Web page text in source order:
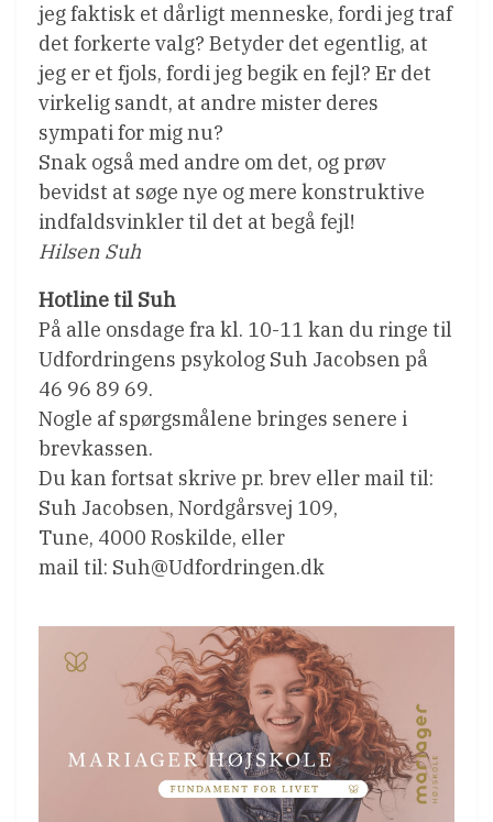
jeg faktisk et dårligt menneske, fordi jeg traf
det forkerte valg? Betyder det egentlig, at
jeg er et fjols, fordi jeg begik en fejl? Er det
virkelig sandt, at andre mister deres
sympati for mig nu?
Snak også med andre om det, og prøv
bevidst at søge nye og mere konstruktive
indfaldsvinkler til det at begå fejl!
Hilsen Suh
Hotline til Suh
På alle onsdage fra kl. 10-11 kan du ringe til
Udfordringens psykolog Suh Jacobsen på
46 96 89 69.
Nogle af spørgsmålene bringes senere i
brevkassen.
Du kan fortsat skrive pr. brev eller mail til:
Suh Jacobsen, Nordgårsvej 109,
Tune, 4000 Roskilde, eller
mail til: Suh@Udfordringen.dk